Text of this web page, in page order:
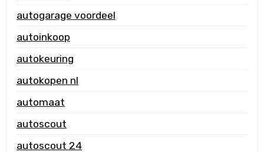
autogarage voordeel
autoinkoop
autokeuring
autokopen nl
automaat
autoscout
autoscout 24